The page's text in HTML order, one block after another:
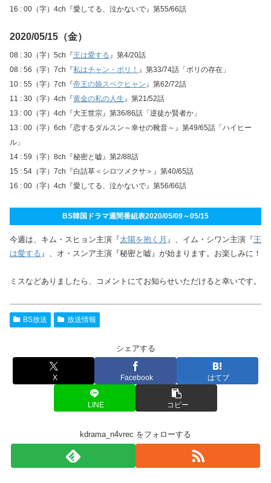
16 : 00（字）4ch『愛してる、泣かないで』第55/66話
2020/05/15（金）
08 : 30（字）5ch『王は愛する』第4/20話
08 : 56（字）7ch『私はチャン・ボリ！ 』第33/74話「ボリの存在」
10 : 55（字）7ch『帝王の娘スベクヒャン』第62/72話
11 : 30（字）4ch『黄金の私の人生』第21/52話
13 : 00（字）4ch『大王世宗』第36/86話「逆徒か賢者か」
13 : 00（字）6ch『恋するダルスン～幸せの靴音～』第49/65話「ハイヒー
ル」
14 : 59（字）8ch『秘密と嘘』第2/88話
15 : 54（字）7ch『白詰草＜シロツメクサ＞』第40/65話
16 : 00（字）4ch『愛してる、泣かないで』第56/66話
BS韓国ドラマ週間番組表2020/05/09～05/15
今週は、キム・スヒョン主演『太陽を抱く月 』、イム・シワン主演『王
は愛する 』、オ・スンア主演『秘密と嘘』が始まります。お楽しみに！
ミスなどありましたら、コメントにてお知らせいただけると幸いです。
BS放送 放送情報
シェアする
X Facebook はてブ
LINE コピー
kdrama_n4vrec をフォローする